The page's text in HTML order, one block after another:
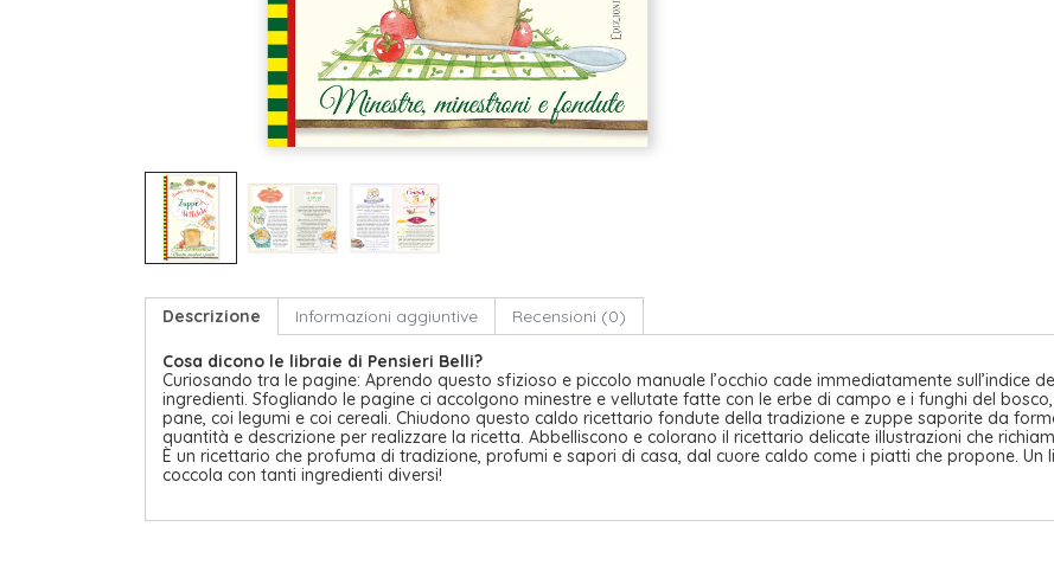
Descrizione Informazioni aggiuntive Recensioni (0)
Cosa dicono le libraie di Pensieri Belli?
Curiosando tra le pagine: Aprendo questo sfizioso e piccolo manuale l’occhio cade immediatamente sull’indice
ingredienti. Sfogliando le pagine ci accolgono minestre e vellutate fatte con le erbe di campo e i funghi del
pane, coi legumi e coi cereali. Chiudono questo caldo ricettario fondute della tradizione e zuppe saporite da
quantità e descrizione per realizzare la ricetta. Abbelliscono e colorano il ricettario delicate illustrazioni che
È un ricettario che profuma di tradizione, profumi e sapori di casa, dal cuore caldo come i piatti che propone.
coccola con tanti ingredienti diversi!